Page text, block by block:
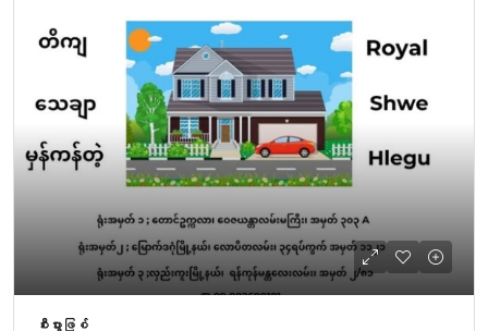
စီးပွားဖြစ်